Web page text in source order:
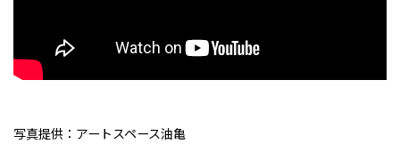
写真提供：アートスペース油亀